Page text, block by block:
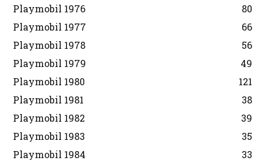
Playmobil 1976
80
Playmobil 1977
66
Playmobil 1978
56
Playmobil 1979
49
Playmobil 1980
121
Playmobil 1981
38
Playmobil 1982
39
Playmobil 1983
35
Playmobil 1984
33